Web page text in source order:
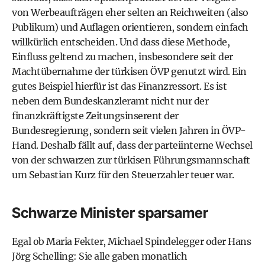
von Werbeaufträgen eher selten an Reichweiten (also
Publikum) und Auflagen orientieren, sondern einfach
willkürlich entscheiden. Und dass diese Methode,
Einfluss geltend zu machen, insbesondere seit der
Machtübernahme der türkisen ÖVP genutzt wird. Ein
gutes Beispiel hierfür ist das Finanzressort. Es ist
neben dem Bundeskanzleramt nicht nur der
finanzkräftigste Zeitungsinserent der
Bundesregierung, sondern seit vielen Jahren in ÖVP-
Hand. Deshalb fällt auf, dass der parteiinterne Wechsel
von der schwarzen zur türkisen Führungsmannschaft
um Sebastian Kurz für den Steuerzahler teuer war.
Schwarze Minister sparsamer
Egal ob Maria Fekter, Michael Spindelegger oder Hans
Jörg Schelling: Sie alle gaben monatlich